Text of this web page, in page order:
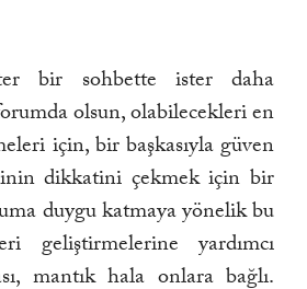
bir sohbette ister daha
olsun, olabilecekleri en
için, bir başkasıyla güven
dikkatini çekmek için bir
duygu katmaya yönelik bu
geliştirmelerine yardımcı
mantık hala onlara bağlı.